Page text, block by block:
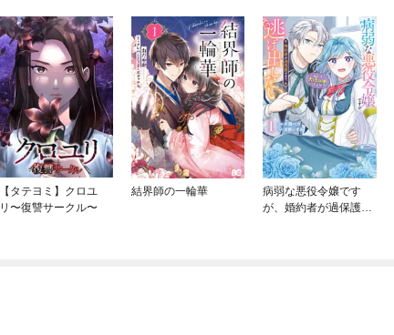
【タテヨミ】クロユ
リ〜復讐サークル〜
結界師の一輪華
病弱な悪役令嬢です
が、婚約者が過保護す